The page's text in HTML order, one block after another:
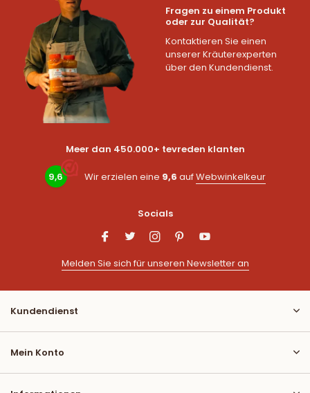
Fragen zu einem Produkt
oder zur Qualität?
Kontaktieren Sie einen
unserer Kräuterexperten
über den Kundendienst.
Meer dan 450.000+ tevreden klanten
9,6 Wir erzielen eine 9,6 aufWebwinkelkeur
Socials
Melden Sie sich für unseren Newsletter an
Kundendienst
Mein Konto